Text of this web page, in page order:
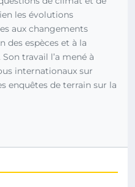
les évolutions
aux changements
des espèces et à la
travail l’a mené à
internationaux sur
enquêtes de terrain sur la